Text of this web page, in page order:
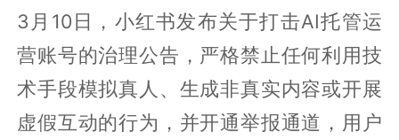
3月10日，小红书发布关于打击AI托管运
营账号的治理公告，严格禁止任何利用技
术手段模拟真人、生成非真实内容或开展
虚假互动的行为，并开通举报通道，用户